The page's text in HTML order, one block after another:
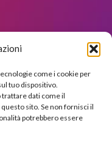
come i cookie per
tuo dispositivo.
dati come il
sito. Se non fornisci il
potrebbero essere
attraverso una